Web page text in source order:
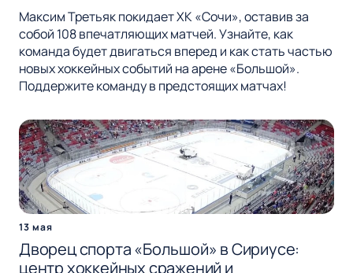
Максим Третьяк покидает ХК «Сочи», оставив за
собой 108 впечатляющих матчей. Узнайте, как
команда будет двигаться вперед и как стать частью
новых хоккейных событий на арене «Большой».
Поддержите команду в предстоящих матчах!
13 мая
Дворец спорта «Большой» в Сириусе:
центр хоккейных сражений и